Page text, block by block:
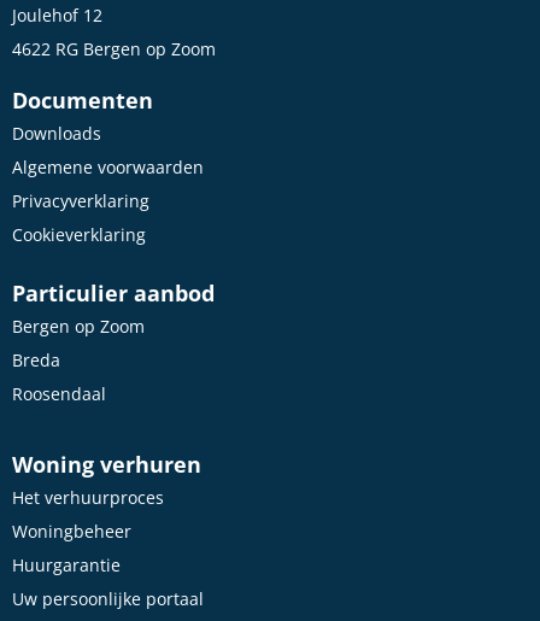
Joulehof 12
4622 RG Bergen op Zoom
Documenten
Downloads
Algemene voorwaarden
Privacyverklaring
Cookieverklaring
Particulier aanbod
Bergen op Zoom
Breda
Roosendaal
Woning verhuren
Het verhuurproces
Woningbeheer
Huurgarantie
Uw persoonlijke portaal